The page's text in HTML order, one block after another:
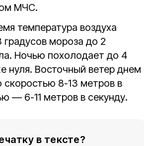
МЧС.
температура воздуха
градусов мороза до 2
Ночью похолодает до 4
нуля. Восточный ветер днем
скоростью 8-13 метров в
— 6-11 метров в секунду.
в тексте?